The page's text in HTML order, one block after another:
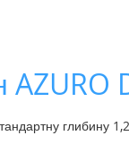
глибину 1,2